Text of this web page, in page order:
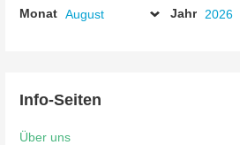
2026
2026
2026
Monat Jahr
Info-Seiten
Über uns